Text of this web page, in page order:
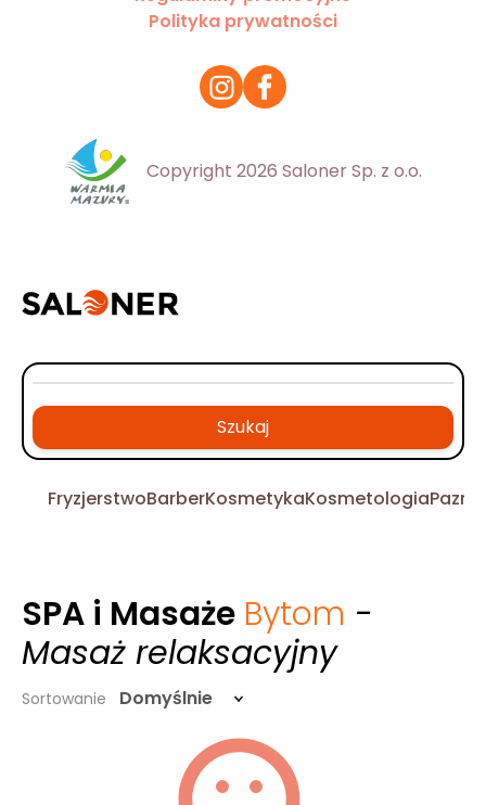
Polityka prywatności
Copyright 2026 Saloner Sp. z o.o.
Szukaj
FryzjerstwoBarberKosmetykaKosmetologia
SPA i Masaże Bytom -
Masaż relaksacyjny
Sortowanie Domyślnie